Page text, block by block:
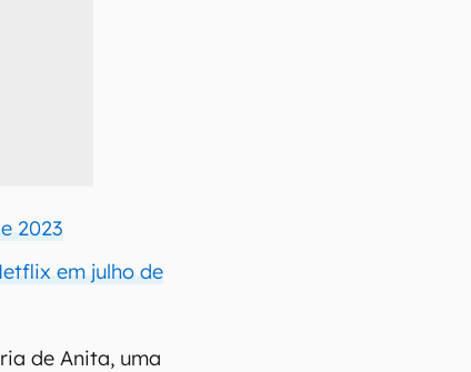
2023
em julho de
de Anita, uma